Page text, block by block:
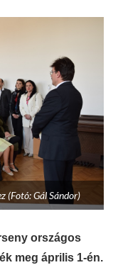
(Fotó: Gál Sándor)
országos
meg április 1-én.